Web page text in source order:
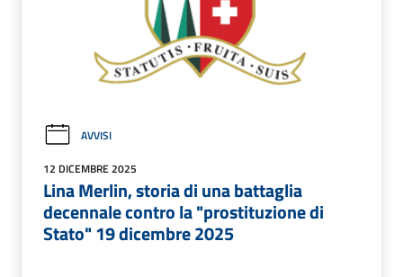
AVVISI
12 DICEMBRE 2025
Lina Merlin, storia di una battaglia
decennale contro la "prostituzione di
Stato" 19 dicembre 2025